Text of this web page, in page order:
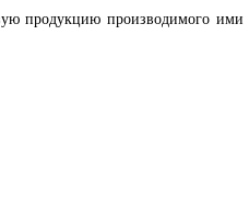
продукцию производимого ими